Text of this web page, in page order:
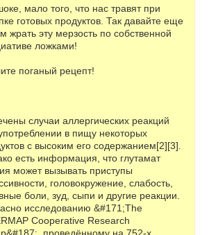
мало того, что нас травят при
готовых продуктов. Так давайте еще
жрать эту мерзость по собственной
ложками!
поганый рецепт!
случаи аллергических реакций
в пищу некоторых
с высоким его содержанием[2][3].
есть информация, что глутамат
может вызывать приступы
головокружение, слабость,
боли, зуд, сыпи и другие реакции.
исследованию &#171;The
Cooperative Research